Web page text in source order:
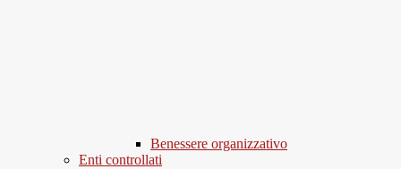
Benessere organizzativo
Enti controllati